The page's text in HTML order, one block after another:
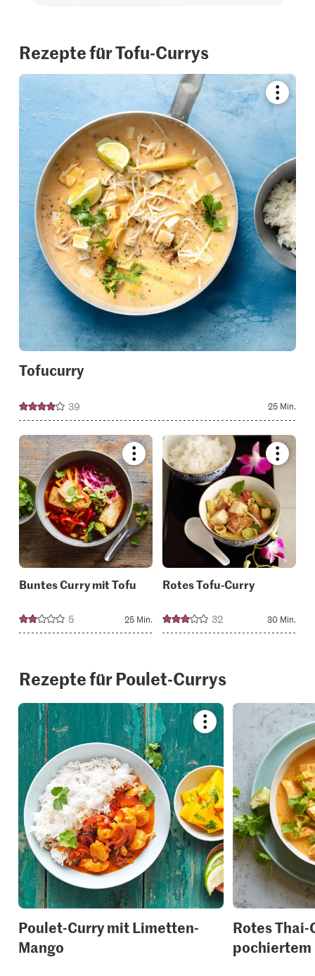
Rezepte für Tofu-Currys
recipe
your
Tofucurry
39 25 Min.
Bookmark
recipe
or
add
it
to
your
collections.
Buntes Curry mit Tofu
5 25 Min.
recipe
it
to
your
Rotes Tofu-Curry
32 30 Min.
Rezepte für Poulet-Currys
Bookmark
recipe
or
add
it
to
your
collections.
Poulet-Curry mit Limetten-
Mango
Rotes
pochiertem